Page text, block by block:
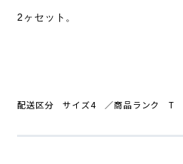
2ヶセット。
配送区分 サイズ4／商品ランク T